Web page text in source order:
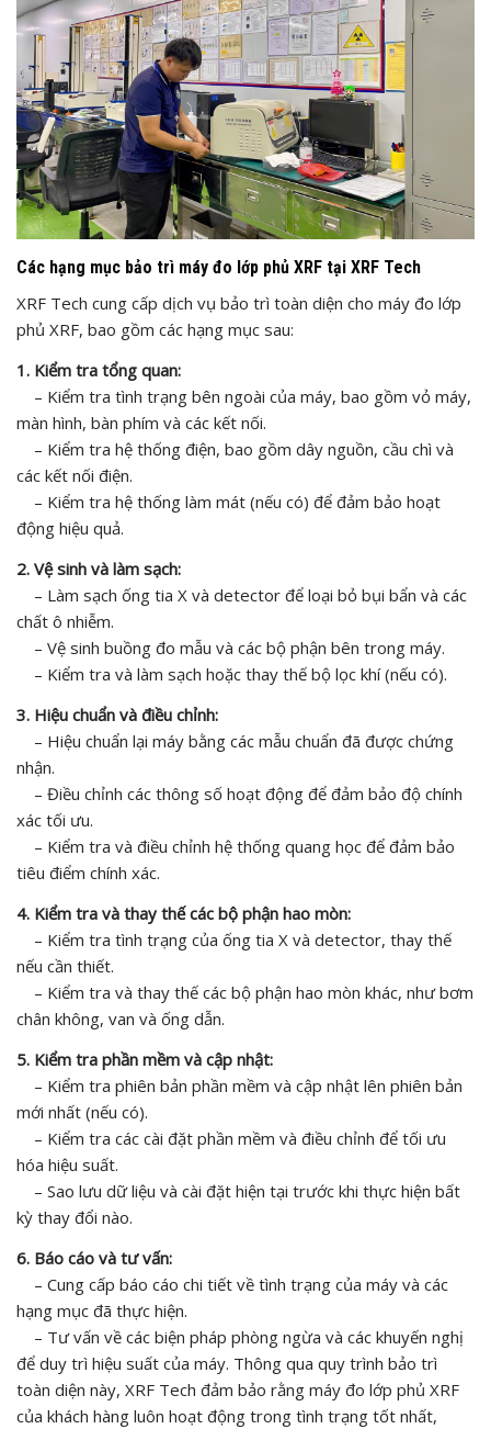
Các hạng mục bảo trì máy đo lớp phủ XRF tại XRF Tech
XRF Tech cung cấp dịch vụ bảo trì toàn diện cho máy đo lớp
phủ XRF, bao gồm các hạng mục sau:
1. Kiểm tra tổng quan:
– Kiểm tra tình trạng bên ngoài của máy, bao gồm vỏ máy,
màn hình, bàn phím và các kết nối.
– Kiểm tra hệ thống điện, bao gồm dây nguồn, cầu chì và
các kết nối điện.
– Kiểm tra hệ thống làm mát (nếu có) để đảm bảo hoạt
động hiệu quả.
2. Vệ sinh và làm sạch:
– Làm sạch ống tia X và detector để loại bỏ bụi bẩn và các
chất ô nhiễm.
– Vệ sinh buồng đo mẫu và các bộ phận bên trong máy.
– Kiểm tra và làm sạch hoặc thay thế bộ lọc khí (nếu có).
3. Hiệu chuẩn và điều chỉnh:
– Hiệu chuẩn lại máy bằng các mẫu chuẩn đã được chứng
nhận.
– Điều chỉnh các thông số hoạt động để đảm bảo độ chính
xác tối ưu.
– Kiểm tra và điều chỉnh hệ thống quang học để đảm bảo
tiêu điểm chính xác.
4. Kiểm tra và thay thế các bộ phận hao mòn:
– Kiểm tra tình trạng của ống tia X và detector, thay thế
nếu cần thiết.
– Kiểm tra và thay thế các bộ phận hao mòn khác, như bơm
chân không, van và ống dẫn.
5. Kiểm tra phần mềm và cập nhật:
– Kiểm tra phiên bản phần mềm và cập nhật lên phiên bản
mới nhất (nếu có).
– Kiểm tra các cài đặt phần mềm và điều chỉnh để tối ưu
hóa hiệu suất.
– Sao lưu dữ liệu và cài đặt hiện tại trước khi thực hiện bất
kỳ thay đổi nào.
6. Báo cáo và tư vấn:
– Cung cấp báo cáo chi tiết về tình trạng của máy và các
hạng mục đã thực hiện.
– Tư vấn về các biện pháp phòng ngừa và các khuyến nghị
để duy trì hiệu suất của máy. Thông qua quy trình bảo trì
toàn diện này, XRF Tech đảm bảo rằng máy đo lớp phủ XRF
của khách hàng luôn hoạt động trong tình trạng tốt nhất,